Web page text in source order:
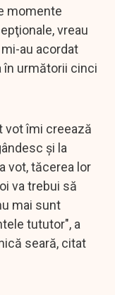
momente
vreau
au acordat
în următorii cinci
vot îmi creează
şi la
vot, tăcerea lor
va trebui să
mai sunt
tututor", a
seară, citat